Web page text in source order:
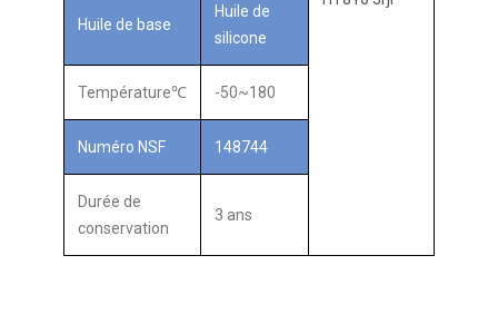
Huile de base
Huile de
silicone
Température℃ -50~180
Numéro NSF 148744
Durée de
conservation
3 ans